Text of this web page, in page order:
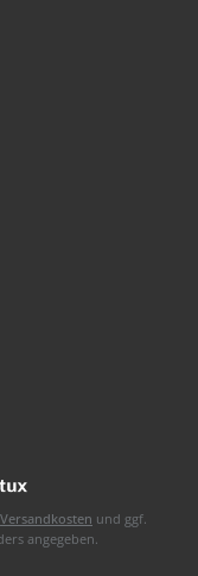
Versandkosten und ggf.
angegeben.